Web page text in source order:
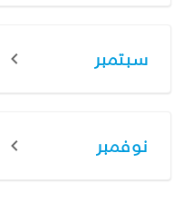
سبتمبر
نوفمبر